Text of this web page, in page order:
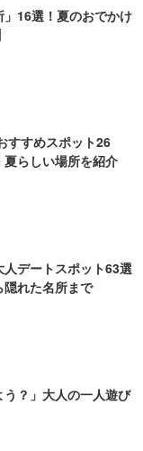
16選！夏のおでかけ
すすめスポット26
らしい場所を紹介
人デートスポット63選
隠れた名所まで
う？」大人の一人遊び